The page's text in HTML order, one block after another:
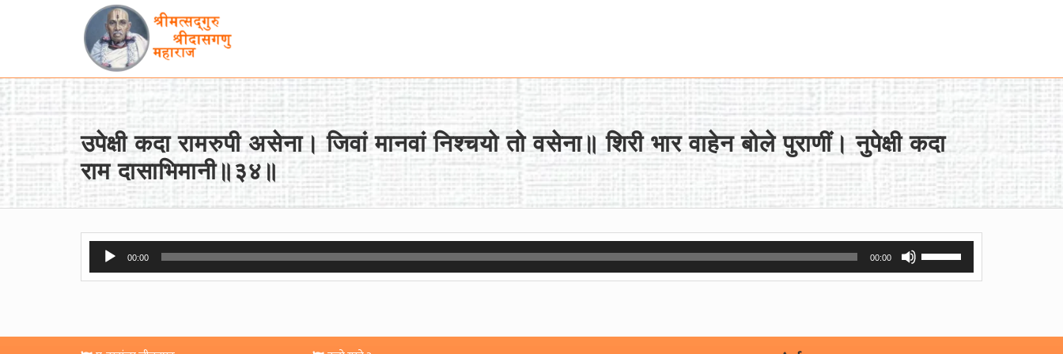
उपेक्षी कदा रामरुपी असेना। जिवां मानवां निश्चयो तो वसेना॥ शिरी भार वाहेन बोले पुराणीं। नुपेक्षी कदा
राम दासाभिमानी॥३४॥
Audio
Player
00:00 00:00
Use
Up/Down
to